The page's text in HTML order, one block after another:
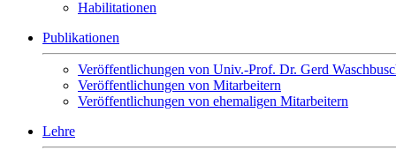
Habilitationen
Publikationen
Veröffentlichungen von Univ.-Prof. Dr. Gerd
Veröffentlichungen von Mitarbeitern
Veröffentlichungen von ehemaligen Mitarbeitern
Lehre